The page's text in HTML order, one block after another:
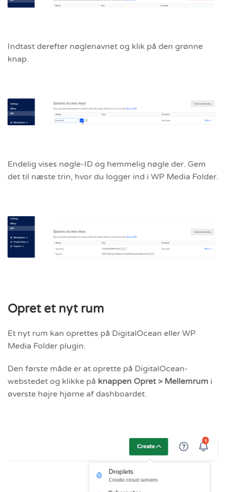
Indtast derefter nøglenavnet og klik på den grønne
knap.
Endelig vises nøgle-ID og hemmelig nøgle der. Gem
det til næste trin, hvor du logger ind i WP Media Folder.
Opret et nyt rum
Et nyt rum kan oprettes på DigitalOcean eller WP
Media Folder plugin.
Den første måde er at oprette på DigitalOcean-
webstedet og klikke på knappen Opret > Mellemrum i
øverste højre hjørne af dashboardet.